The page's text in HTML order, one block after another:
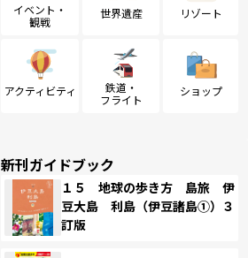
イベント・
観戦
世界遺産 リゾート
アクティビティ
鉄道・
フライト
ショップ
新刊ガイドブック
１５ 地球の歩き方 島旅 伊
豆大島 利島（伊豆諸島①）３
訂版